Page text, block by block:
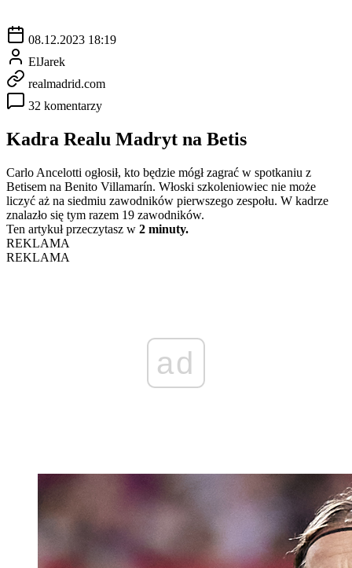
08.12.2023 18:19
ElJarek
realmadrid.com
32 komentarzy
Kadra Realu Madryt na Betis
Carlo Ancelotti ogłosił, kto będzie mógł zagrać w spotkaniu z
Betisem na Benito Villamarín. Włoski szkoleniowiec nie może
liczyć aż na siedmiu zawodników pierwszego zespołu. W kadrze
znalazło się tym razem 19 zawodników.
Ten artykuł przeczytasz w 2 minuty.
REKLAMA
REKLAMA
ad